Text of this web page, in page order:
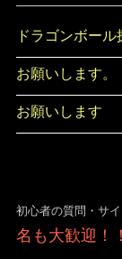
ドラゴンボー
お願いします。
お願いします
初心者の質問・サ
名も大歓迎！！